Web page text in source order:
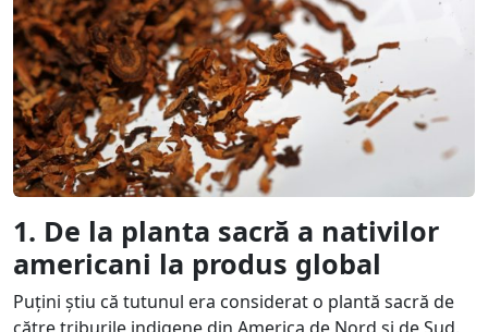
1. De la planta sacră a nativilor
americani la produs global
Puțini știu că tutunul era considerat o plantă sacră de